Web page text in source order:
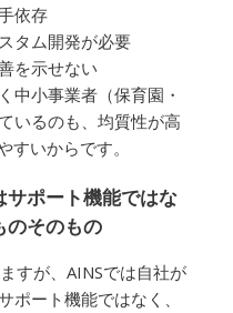
依存
タム開発が必要
を示せない
小事業者（保育園・
いるのも、均質性が高
すいからです。
サポート機能ではな
のそのもの
すが、AINSでは自社が
ポート機能ではなく、